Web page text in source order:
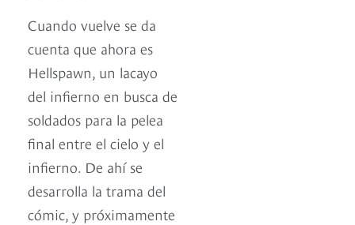
Cuando vuelve se da
cuenta que ahora es
Hellspawn, un lacayo
del infierno en busca de
soldados para la pelea
final entre el cielo y el
infierno. De ahí se
desarrolla la trama del
cómic, y próximamente